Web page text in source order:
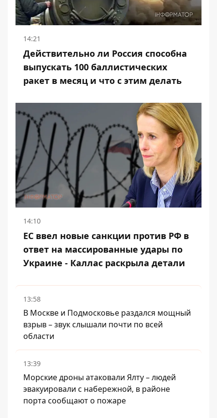
14:21
Действительно ли Россия способна
выпускать 100 баллистических
ракет в месяц и что с этим делать
14:10
ЕС ввел новые санкции против РФ в
ответ на массированные удары по
Украине - Каллас раскрыла детали
13:58
В Москве и Подмосковье раздался мощный
взрыв – звук слышали почти по всей
области
13:39
Морские дроны атаковали Ялту – людей
эвакуировали с набережной, в районе
порта сообщают о пожаре